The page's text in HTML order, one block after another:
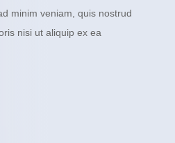
minim veniam, quis nostrud
nisi ut aliquip ex ea